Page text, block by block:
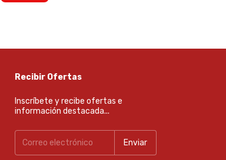
Recibir Ofertas
Inscríbete y recibe ofertas e
información destacada...